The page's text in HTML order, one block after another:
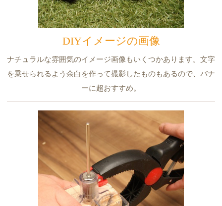
DIYイメージの画像
ナチュラルな雰囲気のイメージ画像もいくつかあります。文字
を乗せられるよう余白を作って撮影したものもあるので、バナ
ーに超おすすめ。